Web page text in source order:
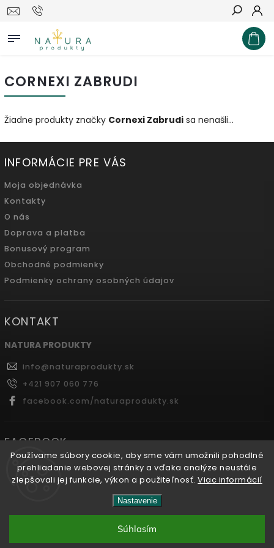
Používame súbory cookie, aby sme vám umožnili pohodlné
prehliadanie webovej stránky a vďaka analýze neustále
zlepšovali jej funkcie, výkon a použiteľnosť.Viac informácií
Nastavenie
Súhlasím
Hľadať
CORNEXI ZABRUDI
Žiadne produkty značky Cornexi Zabrudi sa nenašli...
INFORMÁCIE PRE VÁS
Moja objednávka
Kontakty
O nás
Doprava a platba
Bonusový program
Obchodné podmienky
Podmienky ochrany osobných údajov
KONTAKT
NATURA PRODUKTY
info@naturaprodukty.sk
+421 907 060 776
facebook.com/naturaprodukty.sk
FACEBOOK
Naturaprodukty.sk
vyhradené.
Shoptet| Design